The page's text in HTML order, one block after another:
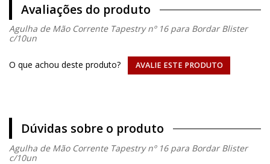
Avaliações do produto
Agulha de Mão Corrente Tapestry nº 16 para Bordar Blister
c/10un
O que achou deste produto? AVALIE ESTE PRODUTO
Dúvidas sobre o produto
Agulha de Mão Corrente Tapestry nº 16 para Bordar Blister
c/10un